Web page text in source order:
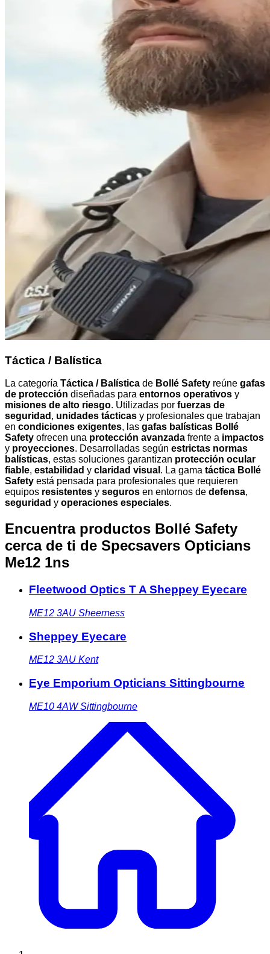
Táctica / Balística
La categoría Táctica / Balística de Bollé Safety reúne gafas
de protección diseñadas para entornos operativos y
misiones de alto riesgo. Utilizadas por fuerzas de
seguridad , unidades tácticas y profesionales que trabajan
en condiciones exigentes, las gafas balísticas Bollé
Safety ofrecen una protección avanzada frente a impactos
y proyecciones. Desarrolladas según estrictas normas
balísticas, estas soluciones garantizan protección ocular
fiable, estabilidad y claridad visual . La gama táctica Bollé
Safety está pensada para profesionales que requieren
equipos resistentes y seguros en entornos de defensa,
seguridad y operaciones especiales.
Encuentra productos Bollé Safety
cerca de ti de Specsavers Opticians
Me12 1ns
Fleetwood Optics T A Sheppey Eyecare
ME12 3AU Sheerness
Sheppey Eyecare
ME12 3AU Kent
Eye Emporium Opticians Sittingbourne
ME10 4AW Sittingbourne